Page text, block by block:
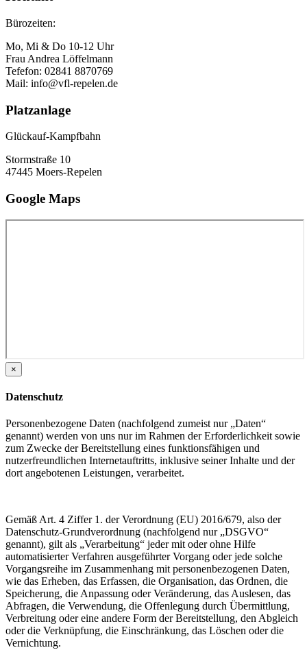
Bürozeiten:
Mo, Mi & Do 10-12 Uhr
Frau Andrea Löffelmann
Tefefon: 02841 8870769
Mail: info@vfl-repelen.de
Platzanlage
Glückauf-Kampfbahn
Stormstraße 10
47445 Moers-Repelen
Google Maps
×
Datenschutz
Personenbezogene Daten (nachfolgend zumeist nur „Daten“
genannt) werden von uns nur im Rahmen der Erforderlichkeit sowie
zum Zwecke der Bereitstellung eines funktionsfähigen und
nutzerfreundlichen Internetauftritts, inklusive seiner Inhalte und der
dort angebotenen Leistungen, verarbeitet.
Gemäß Art. 4 Ziffer 1. der Verordnung (EU) 2016/679, also der
Datenschutz-Grundverordnung (nachfolgend nur „DSGVO“
genannt), gilt als „Verarbeitung“ jeder mit oder ohne Hilfe
automatisierter Verfahren ausgeführter Vorgang oder jede solche
Vorgangsreihe im Zusammenhang mit personenbezogenen Daten,
wie das Erheben, das Erfassen, die Organisation, das Ordnen, die
Speicherung, die Anpassung oder Veränderung, das Auslesen, das
Abfragen, die Verwendung, die Offenlegung durch Übermittlung,
Verbreitung oder eine andere Form der Bereitstellung, den Abgleich
oder die Verknüpfung, die Einschränkung, das Löschen oder die
Vernichtung.